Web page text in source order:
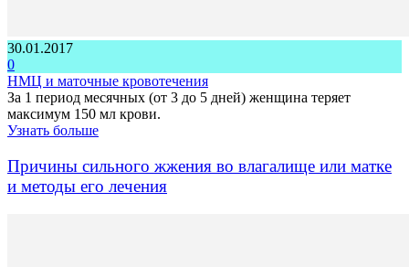
30.01.2017
0
НМЦ и маточные кровотечения
За 1 период месячных (от 3 до 5 дней) женщина теряет
максимум 150 мл крови.
Узнать больше
Причины сильного жжения во влагалище или матке
и методы его лечения